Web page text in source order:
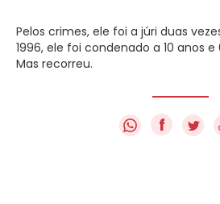
Pelos crimes, ele foi a júri duas
1996, ele foi condenado a 10 anos
Mas recorreu.
f